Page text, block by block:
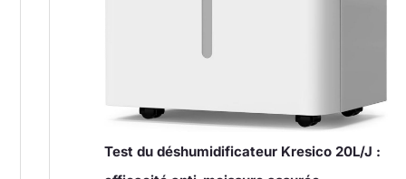
Test du déshumidificateur Kresico 20L/J :